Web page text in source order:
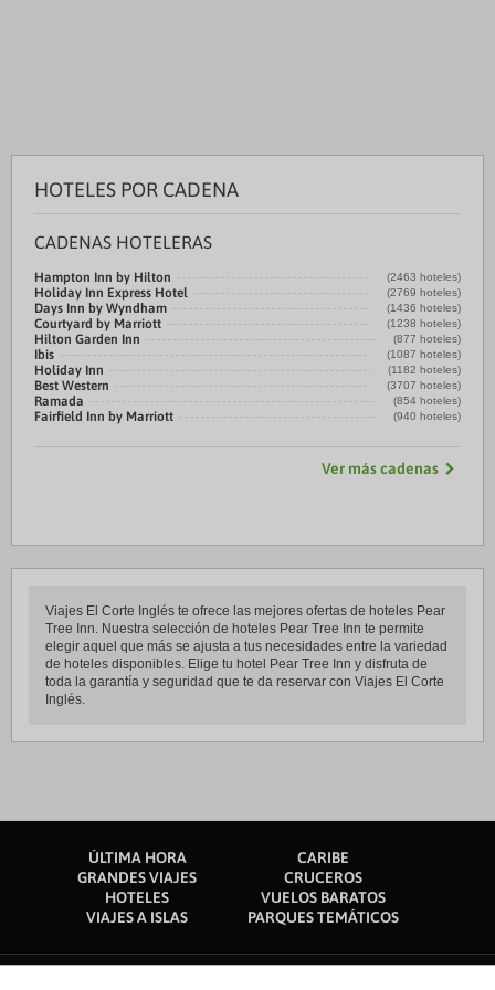
HOTELES POR CADENA
CADENAS HOTELERAS
Hampton Inn by Hilton (2463 hoteles)
Holiday Inn Express Hotel (2769 hoteles)
Days Inn by Wyndham (1436 hoteles)
Courtyard by Marriott (1238 hoteles)
Hilton Garden Inn (877 hoteles)
Ibis (1087 hoteles)
Holiday Inn (1182 hoteles)
Best Western (3707 hoteles)
Ramada (854 hoteles)
Fairfield Inn by Marriott (940 hoteles)
Ver más cadenas
Viajes El Corte Inglés te ofrece las mejores ofertas de hoteles Pear
Tree Inn. Nuestra selección de hoteles Pear Tree Inn te permite
elegir aquel que más se ajusta a tus necesidades entre la variedad
de hoteles disponibles. Elige tu hotel Pear Tree Inn y disfruta de
toda la garantía y seguridad que te da reservar con Viajes El Corte
Inglés.
ÚLTIMA HORA
CARIBE
GRANDES VIAJES
CRUCEROS
HOTELES
VUELOS BARATOS
VIAJES A ISLAS
PARQUES TEMÁTICOS